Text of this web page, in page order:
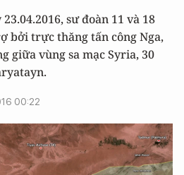
sư đoàn 11 và 18
bởi trực thăng tấn công Nga,
giữa vùng sa mạc Syria, 30
00:22